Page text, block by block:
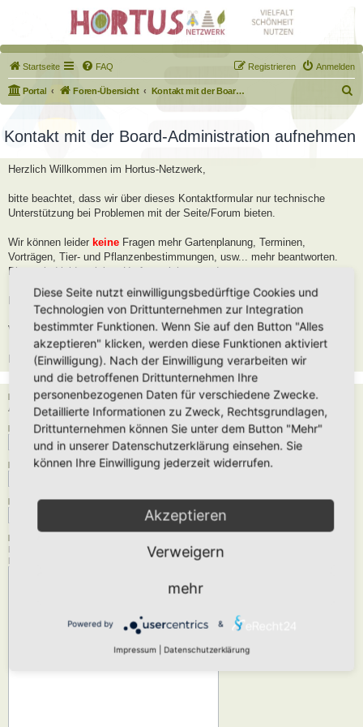
Startseite FAQ Anmelden
Registrieren
Portal Foren-Übersicht Kontakt mit der Board-Administration aufnehmen
u
Kontakt mit der Board-Administration aufnehmen
Herzlich Willkommen im Hortus-Netzwerk,
bitte beachtet, dass wir über dieses Kontaktformular nur technische
Unterstützung bei Problemen mit der Seite/Forum bieten.
Wir können leider keine Fragen mehr Gartenplanung, Terminen,
Vorträgen, Tier- und Pflanzenbestimmungen, usw... mehr beantworten.
Diese sind leider viel zu Umfangreich geworden.
Bitte stellt diese Fragen im Forum, dort helfen wir Euch gerne weiter.
Viele Grüße
Robert
Empfänger:
Administrator
Deine E-Mail-Adresse:
Dein Name:
Betreff:
Nachrichtentext:
Diese Nachricht wird als reiner Text verschickt, verwende daher kein HTML oder
BBCode. Als Antwort-Adresse für die E-Mail wird deine E-Mail-Adresse angegeben.
Diese Seite nutzt einwilligungsbedürftige Cookies und
Technologien von Drittunternehmen zur Integration
bestimmter Funktionen. Wenn Sie auf den Button "Alles
akzeptieren" klicken, werden diese Funktionen aktiviert
(Einwilligung). Nach der Einwilligung verarbeiten wir
und die betroffenen Drittunternehmen Ihre
personenbezogenen Daten für verschiedene Zwecke.
Detaillierte Informationen zu Zweck, Rechtsgrundlagen,
Drittunternehmen können Sie unter dem Button "Mehr"
und in unserer Datenschutzerklärung einsehen. Sie
können Ihre Einwilligung jederzeit widerrufen.
Akzeptieren
Verweigern
mehr
Powered by &
Impressum Datenschutzerklärung